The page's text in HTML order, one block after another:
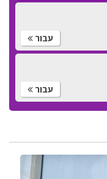
עבור
עבור